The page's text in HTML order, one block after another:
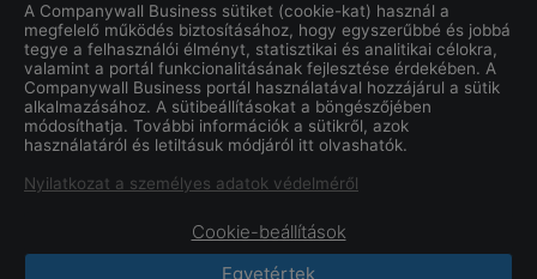
Melyek aSZA-MES KER Kft.
elérhetőségei?
Mi aSZA-MES KER Kft.cég
alapításának dátuma?
CompanyWall Business © 2026
A Companywall Business sütiket (cookie-kat) használ a
megfelelő működés biztosításához, hogy egyszerűbbé és jobbá
tegye a felhasználói élményt, statisztikai és analitikai célokra,
valamint a portál funkcionalitásának fejlesztése érdekében. A
Companywall Business portál használatával hozzájárul a sütik
alkalmazásához. A sütibeállításokat a böngészőjében
módosíthatja. További információk a sütikről, azok
használatáról és letiltásuk módjáról itt olvashatók.
Nyilatkozat a személyes adatok védelméről
Cookie-beállítások
Egyetértek